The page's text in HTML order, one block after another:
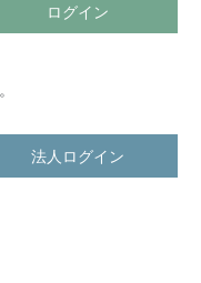
ログイン
法人ログイン